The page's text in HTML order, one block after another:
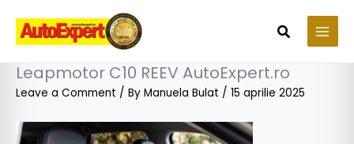
content
Search
Leapmotor C10 REEV AutoExpert.ro
Leave a Comment / By Manuela Bulat / 15 aprilie 2025